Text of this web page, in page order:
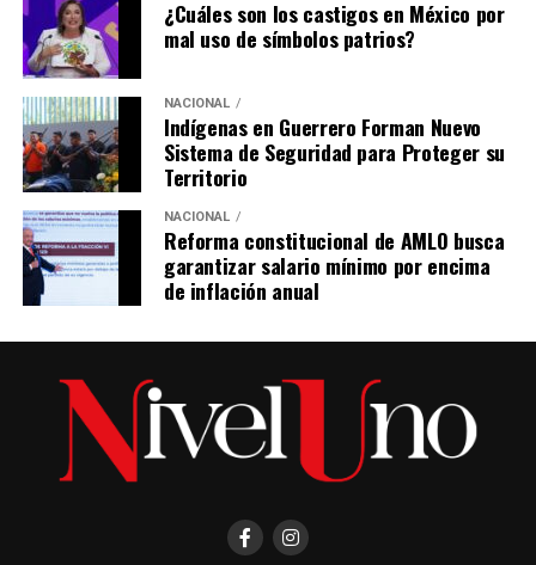
¿Cuáles son los castigos en México por
mal uso de símbolos patrios?
NACIONAL
Indígenas en Guerrero Forman Nuevo
Sistema de Seguridad para Proteger su
Territorio
NACIONAL
Reforma constitucional de AMLO busca
garantizar salario mínimo por encima
de inflación anual